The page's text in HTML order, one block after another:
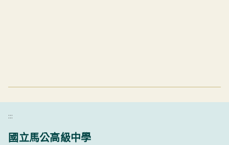
:::
國立馬公高級中學